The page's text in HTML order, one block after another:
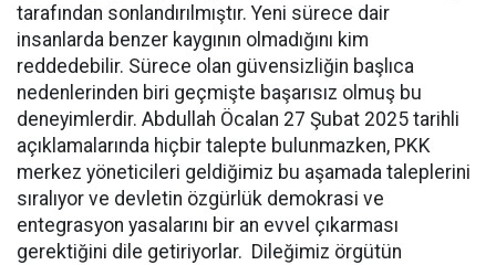
tarafından sonlandırılmıştır. Yeni sürece dair
insanlarda benzer kaygının olmadığını kim
reddedebilir. Sürece olan güvensizliğin başlıca
nedenlerinden biri geçmişte başarısız olmuş bu
deneyimlerdir. Abdullah Öcalan 27 Şubat 2025 tarihli
açıklamalarında hiçbir talepte bulunmazken, PKK
merkez yöneticileri geldiğimiz bu aşamada taleplerini
sıralıyor ve devletin özgürlük demokrasi ve
entegrasyon yasalarını bir an evvel çıkarması
gerektiğini dile getiriyorlar. Dileğimiz örgütün